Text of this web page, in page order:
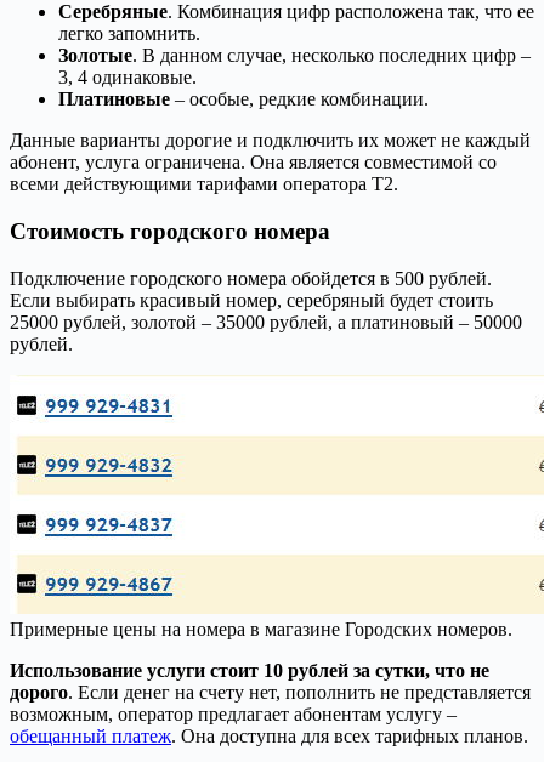
Серебряные. Комбинация цифр расположена так, что ее
легко запомнить.
Золотые. В данном случае, несколько последних цифр –
3, 4 одинаковые.
Платиновые – особые, редкие комбинации.
Данные варианты дорогие и подключить их может не каждый
абонент, услуга ограничена. Она является совместимой со
всеми действующими тарифами оператора Т2.
Стоимость городского номера
Подключение городского номера обойдется в 500 рублей.
Если выбирать красивый номер, серебряный будет стоить
25000 рублей, золотой – 35000 рублей, а платиновый – 50000
рублей.
Примерные цены на номера в магазине Городских номеров.
Использование услуги стоит 10 рублей за сутки, что не
дорого. Если денег на счету нет, пополнить не представляется
возможным, оператор предлагает абонентам услугу –
обещанный платеж. Она доступна для всех тарифных планов.